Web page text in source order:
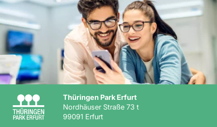
Thüringen Park Erfurt
Nordhäuser Straße 73 t
99091 Erfurt